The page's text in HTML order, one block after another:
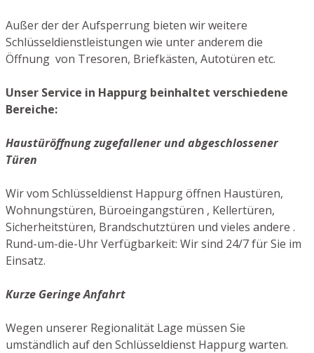
Außer der der Aufsperrung bieten wir weitere
Schlüsseldienstleistungen wie unter anderem die
Öffnung von Tresoren, Briefkästen, Autotüren etc.
Unser Service in Happurg beinhaltet verschiedene
Bereiche:
Haustüröffnung zugefallener und abgeschlossener
Türen
Wir vom Schlüsseldienst Happurg öffnen Haustüren,
Wohnungstüren, Büroeingangstüren , Kellertüren,
Sicherheitstüren, Brandschutztüren und vieles andere .
Rund-um-die-Uhr Verfügbarkeit: Wir sind 24/7 für Sie im
Einsatz.
Kurze Geringe Anfahrt
Wegen unserer Regionalität Lage müssen Sie
umständlich auf den Schlüsseldienst Happurg warten.